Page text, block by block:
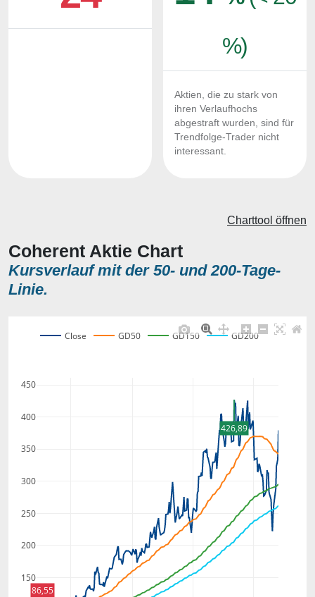
%)
Aktien, die zu stark von
ihren Verlaufhochs
abgestraft wurden, sind für
Trendfolge-Trader nicht
interessant.
Coherent Aktie Chart
Kursverlauf mit der 50- und 200-Tage-
Linie.
Charttool öffnen
150
200
250
300
350
400
450
Close GD50 GD150 GD200
426,89
86,55